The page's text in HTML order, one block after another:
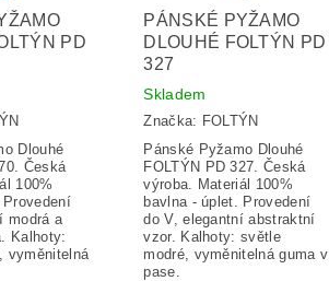
PD
Dlouhé
Česká
100%
modrá a
Kalhoty:
vyměnitelná
PÁNSKÉ PYŽAMO
DLOUHÉ FOLTÝN PD
327
Skladem
Značka: FOLTÝN
Pánské Pyžamo Dlouhé
FOLTÝN PD 327. Česká
výroba. Materiál 100%
bavlna - úplet. Provedení
do V, elegantní abstraktní
vzor. Kalhoty: světle
modré, vyměnitelná guma v
pase.